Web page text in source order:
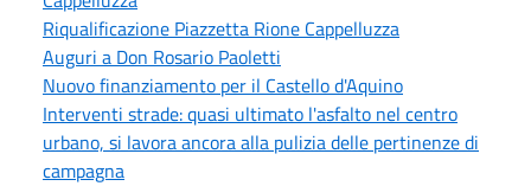
Riqualificazione Piazzetta Rione Cappelluzza
Auguri a Don Rosario Paoletti
Nuovo finanziamento per il Castello d'Aquino
Interventi strade: quasi ultimato l'asfalto nel centro
urbano, si lavora ancora alla pulizia delle pertinenze di
campagna